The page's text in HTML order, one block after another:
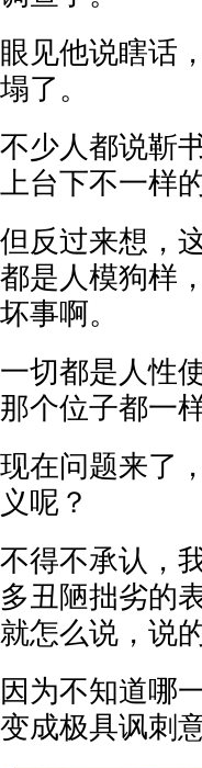
眼见他说瞎话
塌了。
不少人都说靳
上台下不一样
但反过来想，
都是人模狗样
坏事啊。
一切都是人性
那个位子都一
现在问题来了
义呢？
不得不承认，
多丑陋拙劣的
就怎么说，说
因为不知道哪
变成极具讽刺